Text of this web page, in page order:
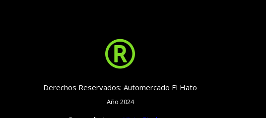

Derechos Reservados: Automercado El Hato
Año 2024